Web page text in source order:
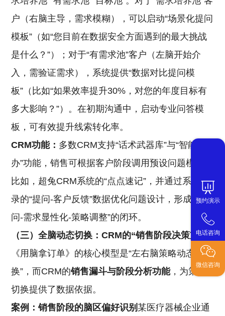
预约演示
电话咨询
微信咨询
户（右脑主导，需求模糊），可以启动“场景化提问
模板”（如“您目前在数据安全方面遇到的最大挑战
是什么？”）；对于“有需求池”客户（左脑开始介
入，需验证需求），系统提供“数据对比提问模
板”（比如“如果效率提升30%，对您的年度目标有
多大影响？”）。在初期沟通中，启动专业问答模
板，可有效提升线索转化率。
CRM功能： 多数CRM支持“话术武器库”与“智能待
办”功能，销售可根据客户阶段调用预设问题模板，
比如，超兔CRM系统的“点点速记”，并通过系统记
录的“提问-客户反馈”数据优化问题设计，形成“提
问-需求显性化-策略调整”的闭环。
（三）全脑动态切换：CRM的“销售阶段决策支持”
《用脑拿订单》的核心模型是“左右脑策略动态切
换”，而CRM的销售漏斗与阶段分析功能，为策略
切换提供了数据依据。
案例：销售阶段的脑区偏好识别某医疗器械企业通